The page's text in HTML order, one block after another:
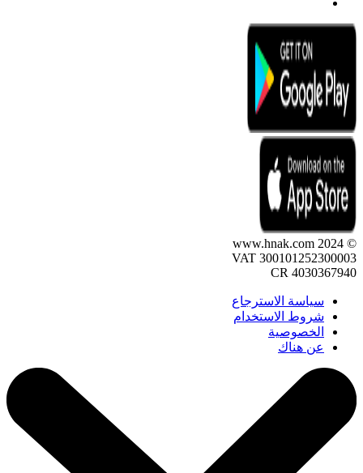
© 2024 www.hnak.com
VAT 300101252300003
CR 4030367940
سياسة الاسترجاع
شروط الاستخدام
الخصوصية
عن هناك